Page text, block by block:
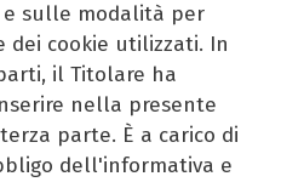
sulle modalità per
cookie utilizzati. In
il Titolare ha
nella presente
parte. È a carico di
dell'informativa e